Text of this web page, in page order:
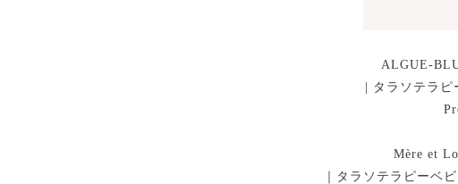
ALGUE-
| タラソテラ
Mère et
｜タラソテラピーベ